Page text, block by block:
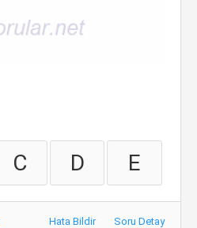
C D E
Hata Bildir Soru Detay